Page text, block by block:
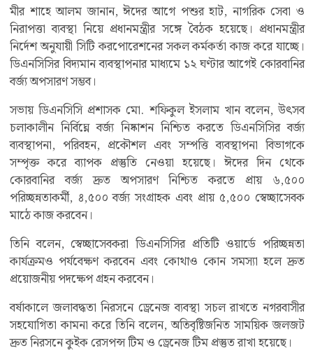
মীর শাহে আলম জানান, ঈদের আগে পশুর হাট, নাগরিক সেবা ও
নিরাপত্তা ব্যবস্থা নিয়ে প্রধানমন্ত্রীর সঙ্গে বৈঠক হয়েছে। প্রধানমন্ত্রীর
নির্দেশ অনুযায়ী সিটি করপোরেশনের সকল কর্মকর্তা কাজ করে যাচ্ছে।
ডিএনসিসির বিদ্যমান ব্যবস্থাপনার মাধ্যমে ১২ ঘণ্টার আগেই কোরবানির
বর্জ্য অপসারণ সম্ভব।
সভায় ডিএনসিসি প্রশাসক মো. শফিকুল ইসলাম খান বলেন, উৎসব
চলাকালীন নির্বিঘ্নে বর্জ্য নিষ্কাশন নিশ্চিত করতে ডিএনসিসির বর্জ্য
ব্যবস্থাপনা, পরিবহন, প্রকৌশল এবং সম্পত্তি ব্যবস্থাপনা বিভাগকে
সম্পৃক্ত করে ব্যাপক প্রস্তুতি নেওয়া হয়েছে। ঈদের দিন থেকে
কোরবানির বর্জ্য দ্রুত অপসারণ নিশ্চিত করতে প্রায় ৬,৫০০
পরিচ্ছন্নতাকর্মী, ৪,৫০০ বর্জ্য সংগ্রাহক এবং প্রায় ৫,৫০০ স্বেচ্ছাসেবক
মাঠে কাজ করবেন।
তিনি বলেন, স্বেচ্ছাসেবকরা ডিএনসিসির প্রতিটি ওয়ার্ডে পরিচ্ছন্নতা
কার্যক্রমও পর্যবেক্ষণ করবেন এবং কোথাও কোন সমস্যা হলে দ্রুত
প্রয়োজনীয় পদক্ষেপ গ্রহন করবেন।
বর্ষাকালে জলাবদ্ধতা নিরসনে ড্রেনেজ ব্যবস্থা সচল রাখতে নগরবাসীর
সহযোগিতা কামনা করে তিনি বলেন, অতিবৃষ্টিজনিত সাময়িক জলজট
দ্রুত নিরসনে কুইক রেসপন্স টিম ও ড্রেনেজ টিম প্রস্তুত রাখা হয়েছে।